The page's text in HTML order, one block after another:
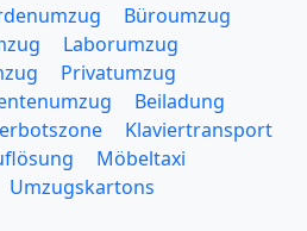
Büroumzug
Laborumzug
Privatumzug
Beiladung
Klaviertransport
Möbeltaxi
Umzugskartons